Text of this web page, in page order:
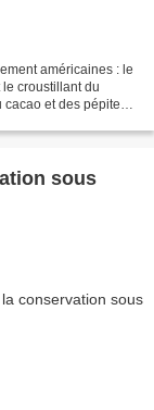
américaines : le
croustillant du
et des pépites.
sous